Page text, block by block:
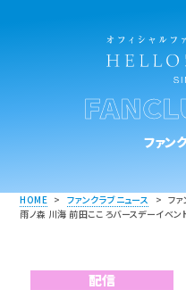
ファン
HOME > ファンクラブニュース > フ
雨ノ森 川海 前田こころバースデーイベン
配信